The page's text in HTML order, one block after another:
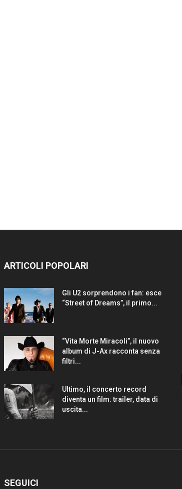
ARTICOLI POPOLARI
Gli U2 sorprendono i fan: esce
“Street of Dreams”, il primo...
“Vita Morte Miracoli”, il nuovo
album di J-Ax racconta senza
filtri...
Ultimo, il concerto record
diventa un film: trailer, data di
uscita...
SEGUICI